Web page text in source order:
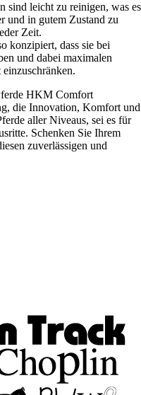
sind leicht zu reinigen, was es
und in gutem Zustand zu
Zeit.
konzipiert, dass sie bei
und dabei maximalen
HKM Comfort
die Innovation, Komfort und
aller Niveaus, sei es für
Schenken Sie Ihrem
zuverlässigen und